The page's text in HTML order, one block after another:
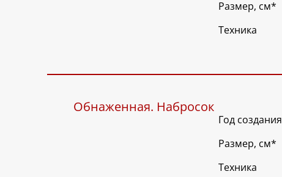
Размер, см*
Техника
Обнаженная. Набросок
Год создания
Размер, см*
Техника